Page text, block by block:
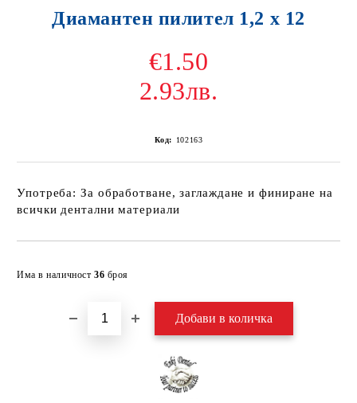
Диамантен пилител 1,2 х 12
€1.50
2.93лв.
Код: 102163
Употреба: За обработване, заглаждане и финиране на
всички дентални материали
Има в наличност 36 броя